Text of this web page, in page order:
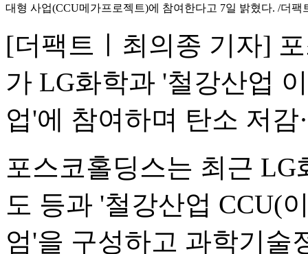
대형 사업(CCU메가프로젝트)에 참여한다고 7일 밝혔다. /더팩
[더팩트ㅣ최의종 기자]
가 LG화학과 '철강산업
업'에 참여하며 탄소 저
포스코홀딩스는 최근
도 등과 '철강산업 CCU(
엄'을 구성하고 과학기술